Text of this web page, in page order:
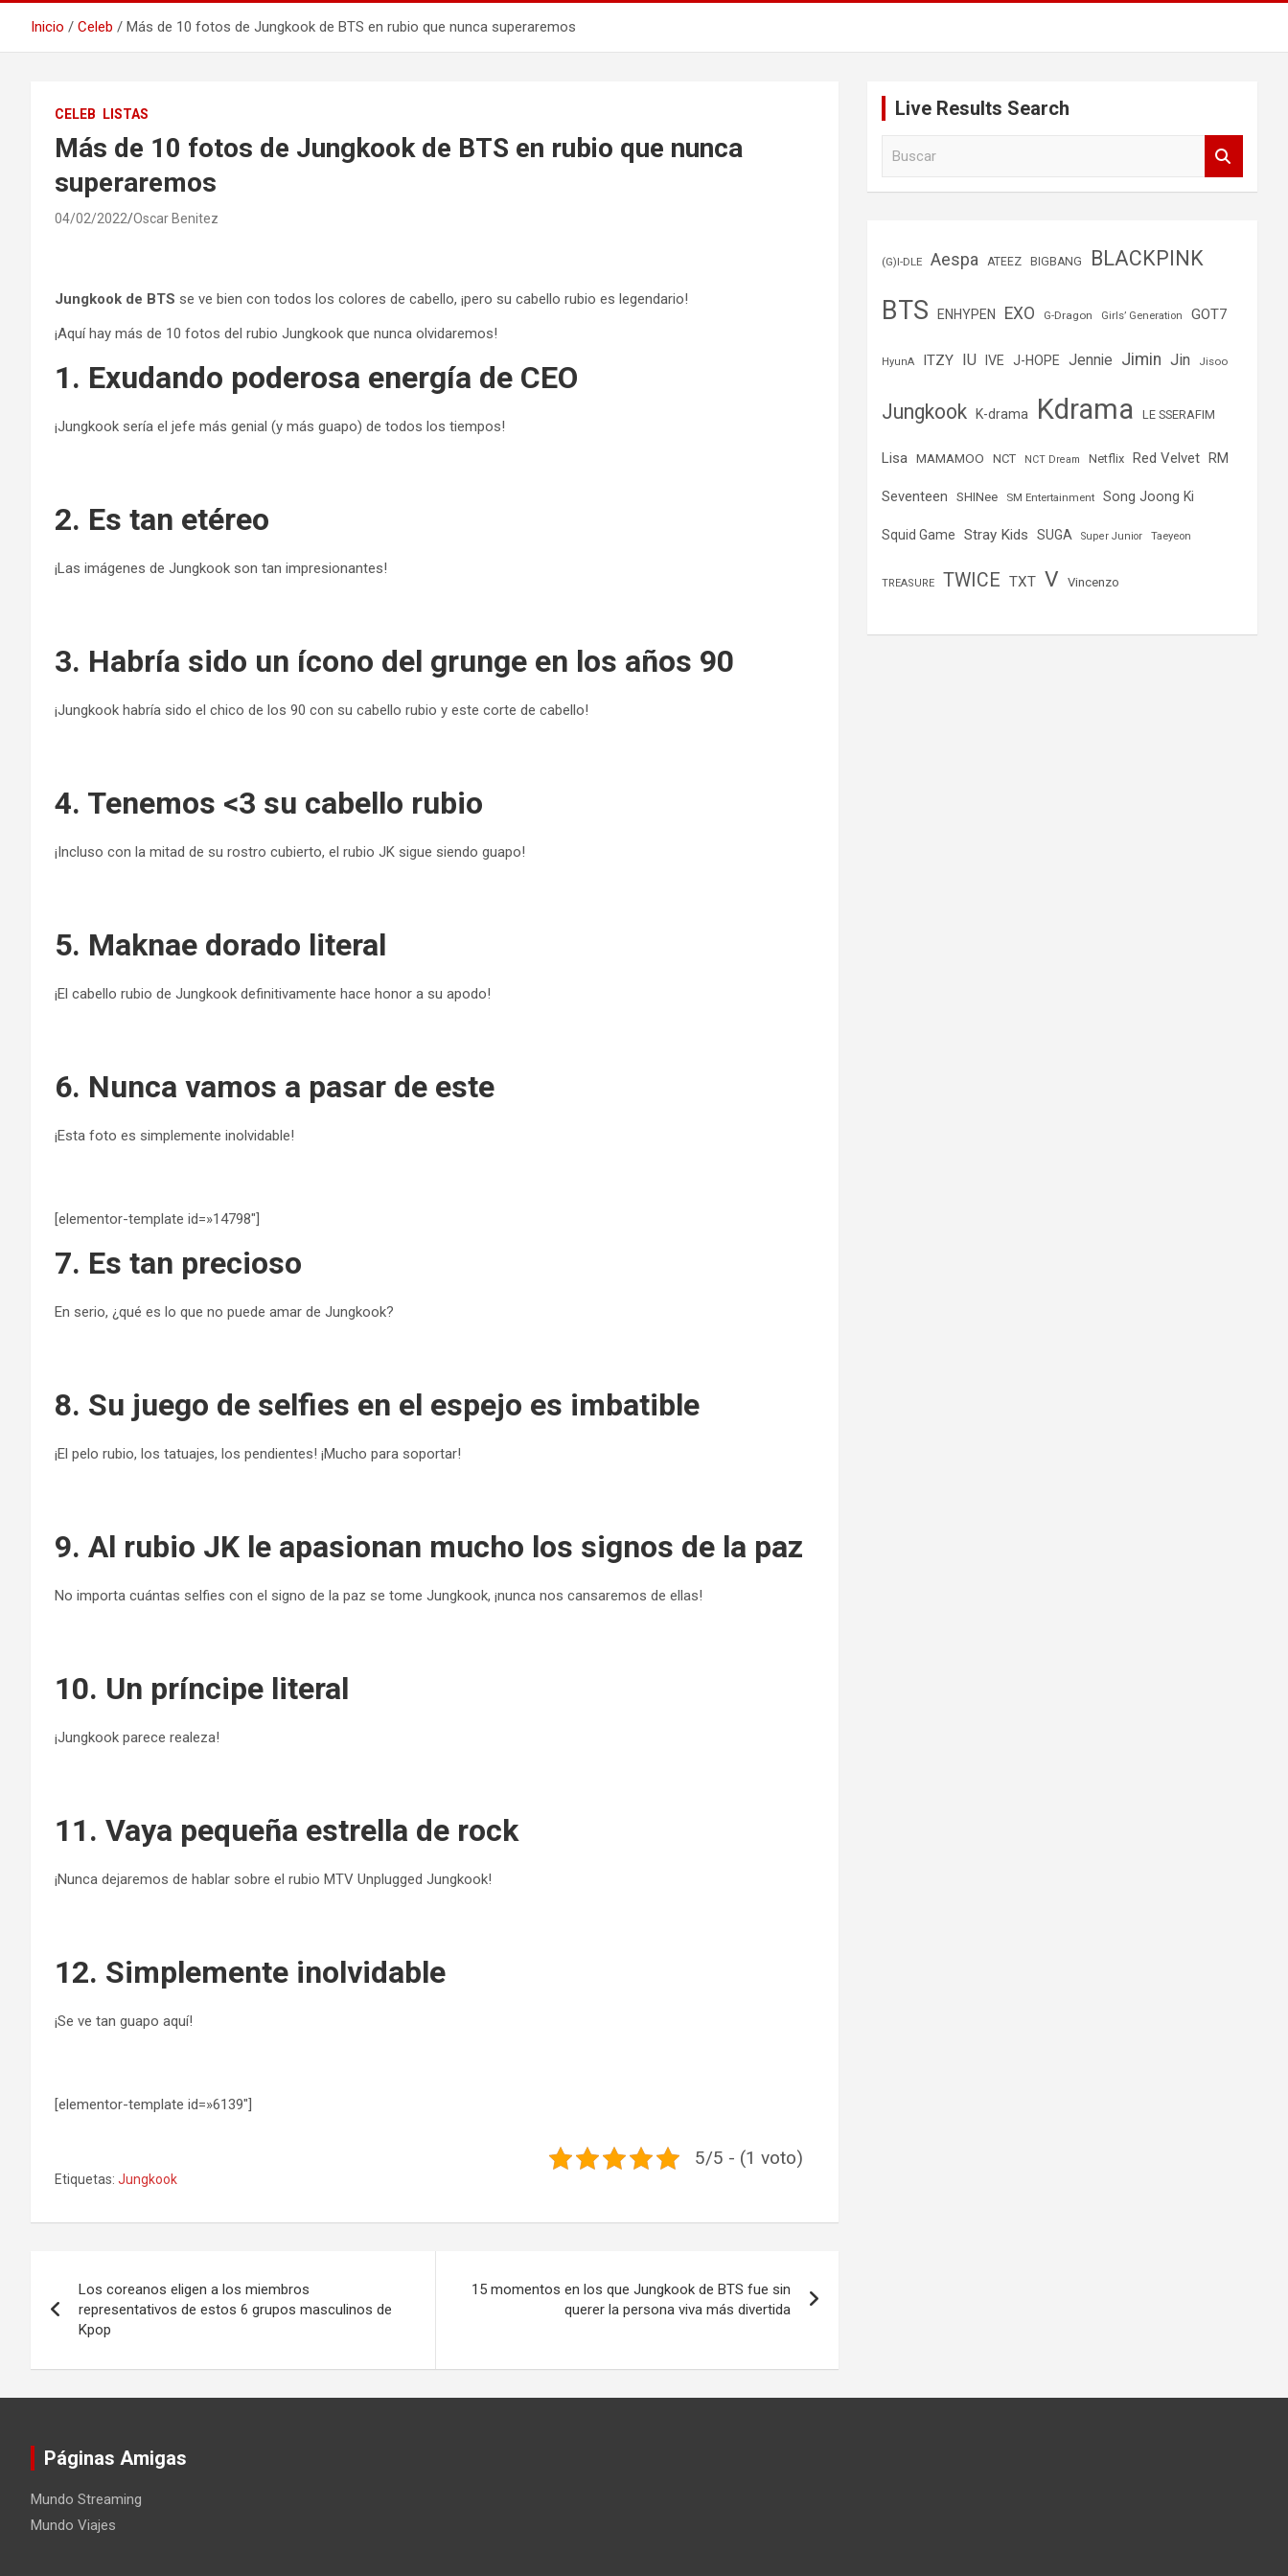
Inicio Celeb Más de 10 fotos de Jungkook de BTS en rubio que nunca superaremos
CELEB LISTAS
Más de 10 fotos de Jungkook de BTS en rubio que nunca
superaremos
04/02/2022 Oscar Benitez
Jungkook de BTS se ve bien con todos los colores de cabello, ¡pero su cabello rubio es legendario!
¡Aquí hay más de 10 fotos del rubio Jungkook que nunca olvidaremos!
1. Exudando poderosa energía de CEO
¡Jungkook sería el jefe más genial (y más guapo) de todos los tiempos!
2. Es tan etéreo
¡Las imágenes de Jungkook son tan impresionantes!
3. Habría sido un ícono del grunge en los años 90
¡Jungkook habría sido el chico de los 90 con su cabello rubio y este corte de cabello!
4. Tenemos <3 su cabello rubio
¡Incluso con la mitad de su rostro cubierto, el rubio JK sigue siendo guapo!
5. Maknae dorado literal
¡El cabello rubio de Jungkook definitivamente hace honor a su apodo!
6. Nunca vamos a pasar de este
¡Esta foto es simplemente inolvidable!
[elementor-template id=»14798″]
7. Es tan precioso
En serio, ¿qué es lo que no puede amar de Jungkook?
8. Su juego de selfies en el espejo es imbatible
¡El pelo rubio, los tatuajes, los pendientes! ¡Mucho para soportar!
9. Al rubio JK le apasionan mucho los signos de la paz
No importa cuántas selfies con el signo de la paz se tome Jungkook, ¡nunca nos cansaremos de ellas!
10. Un príncipe literal
¡Jungkook parece realeza!
11. Vaya pequeña estrella de rock
¡Nunca dejaremos de hablar sobre el rubio MTV Unplugged Jungkook!
12. Simplemente inolvidable
¡Se ve tan guapo aquí!
[elementor-template id=»6139″]
5/5 - (1 voto)
Etiquetas: Jungkook
de
entradas
Los coreanos eligen a los miembros
representativos de estos 6 grupos masculinos de
Kpop
15 momentos en los que Jungkook de BTS fue sin
querer la persona viva más divertida
Live Results Search
(G)I-DLE Aespa ATEEZ BIGBANG BLACKPINK
BTS ENHYPEN EXO G-Dragon Girls’ Generation GOT7
HyunA ITZY IU IVE J-HOPE Jennie Jimin Jin Jisoo
Jungkook K-drama Kdrama LE SSERAFIM
Lisa MAMAMOO NCT NCT Dream Netflix Red Velvet RM
Seventeen SHINee SM Entertainment Song Joong Ki
Squid Game Stray Kids SUGA Super Junior Taeyeon
TREASURE TWICE TXT V Vincenzo
Páginas Amigas
Mundo Streaming
Mundo Viajes